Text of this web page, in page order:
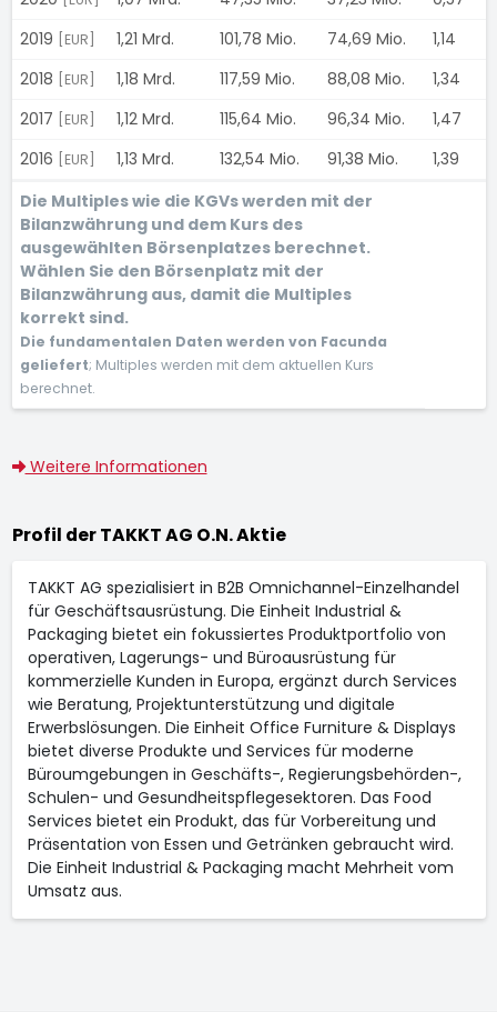
2019
[EUR] 1,21 Mrd. 101,78 Mio. 74,69 Mio. 1,14
2018
[EUR] 1,18 Mrd. 117,59 Mio. 88,08 Mio. 1,34
2017
[EUR] 1,12 Mrd. 115,64 Mio. 96,34 Mio. 1,47
2016
[EUR] 1,13 Mrd. 132,54 Mio. 91,38 Mio. 1,39
Die Multiples wie die KGVs werden mit der
Bilanzwährung und dem Kurs des
ausgewählten Börsenplatzes berechnet.
Wählen Sie den Börsenplatz mit der
Bilanzwährung aus, damit die Multiples
korrekt sind.
Die fundamentalen Daten werden von Facunda
geliefert; Multiples werden mit dem aktuellen Kurs
berechnet.
Weitere Informationen
Profil der TAKKT AG O.N. Aktie
TAKKT AG spezialisiert in B2B Omnichannel-Einzelhandel
für Geschäftsausrüstung. Die Einheit Industrial &
Packaging bietet ein fokussiertes Produktportfolio von
operativen, Lagerungs- und Büroausrüstung für
kommerzielle Kunden in Europa, ergänzt durch Services
wie Beratung, Projektunterstützung und digitale
Erwerbslösungen. Die Einheit Office Furniture & Displays
bietet diverse Produkte und Services für moderne
Büroumgebungen in Geschäfts-, Regierungsbehörden-,
Schulen- und Gesundheitspflegesektoren. Das Food
Services bietet ein Produkt, das für Vorbereitung und
Präsentation von Essen und Getränken gebraucht wird.
Die Einheit Industrial & Packaging macht Mehrheit vom
Umsatz aus.